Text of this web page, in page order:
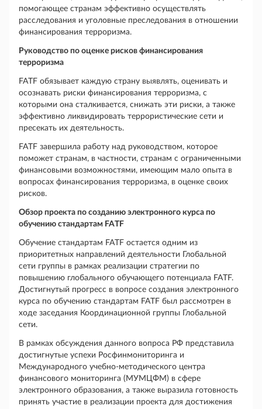
помогающее странам эффективно осуществлять
расследования и уголовные преследования в отношении
финансирования терроризма.
Руководство по оценке рисков финансирования
терроризма
FATF обязывает каждую страну выявлять, оценивать и
осознавать риски финансирования терроризма, с
которыми она сталкивается, снижать эти риски, а также
эффективно ликвидировать террористические сети и
пресекать их деятельность.
FATF завершила работу над руководством, которое
поможет странам, в частности, странам с ограниченными
финансовыми возможностями, имеющим мало опыта в
вопросах финансирования терроризма, в оценке своих
рисков.
Обзор проекта по созданию электронного курса по
обучению стандартам FATF
Обучение стандартам FATF остается одним из
приоритетных направлений деятельности Глобальной
сети группы в рамках реализации стратегии по
повышению глобального обучающего потенциала FATF.
Достигнутый прогресс в вопросе создания электронного
курса по обучению стандартам FATF был рассмотрен в
ходе заседания Координационной группы Глобальной
сети.
В рамках обсуждения данного вопроса РФ представила
достигнутые успехи Росфинмониторинга и
Международного учебно-методического центра
финансового мониторинга (МУМЦФМ) в сфере
электронного образования, а также выразила готовность
принять участие в реализации проекта для достижения